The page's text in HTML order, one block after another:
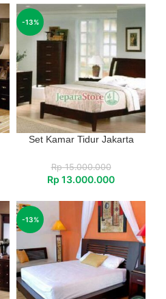
-13%
Set Kamar Tidur Jakarta
Rp15.000.000
Rp 13.000.000
-13%